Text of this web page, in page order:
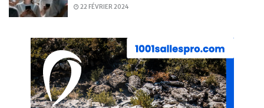
22 FÉVRIER 2024